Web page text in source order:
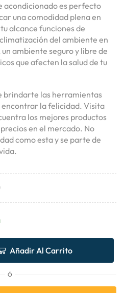
acondicionado es perfecto
una comodidad plena en
alcance funciones de
del ambiente en
ambiente seguro y libre de
que afecten la salud de tu
brindarte las herramientas
la felicidad. Visita
los mejores productos
en el mercado. No
como esta y se parte de
Añadir Al Carrito
Ó